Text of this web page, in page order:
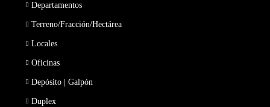
Departamentos
Terreno/Fracción/Hectárea
Locales
Oficinas
Depósito | Galpón
Duplex